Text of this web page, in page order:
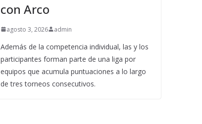
con Arco
agosto 3, 2026 admin
Además de la competencia individual, las y los
participantes forman parte de una liga por
equipos que acumula puntuaciones a lo largo
de tres torneos consecutivos.